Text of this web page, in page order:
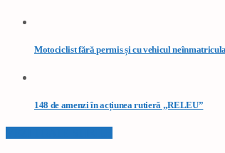
Motociclist fără permis și cu vehicul
148 de amenzi în acțiunea rutieră „RELEU”